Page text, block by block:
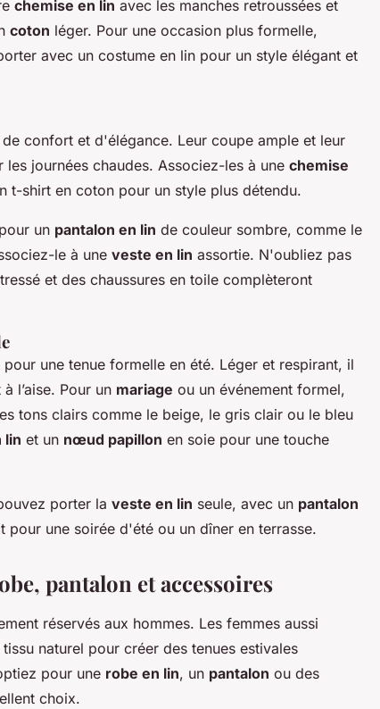
chemise en lin avec les manches retroussées et
coton léger. Pour une occasion plus formelle,
avec un costume en lin pour un style élégant et
confort et d'élégance. Leur coupe ample et leur
journées chaudes. Associez-les à une chemise
t-shirt en coton pour un style plus détendu.
un pantalon en lin de couleur sombre, comme le
le à une veste en lin assortie. N'oubliez pas
et des chaussures en toile complèteront
une tenue formelle en été. Léger et respirant, il
l’aise. Pour un mariage ou un événement formel,
tons clairs comme le beige, le gris clair ou le bleu
lin et un nœud papillon en soie pour une touche
porter la veste en lin seule, avec un pantalon
une soirée d'été ou un dîner en terrasse.
pantalon et accessoires
réservés aux hommes. Les femmes aussi
naturel pour créer des tenues estivales
pour une robe en lin, un pantalon ou des
choix.